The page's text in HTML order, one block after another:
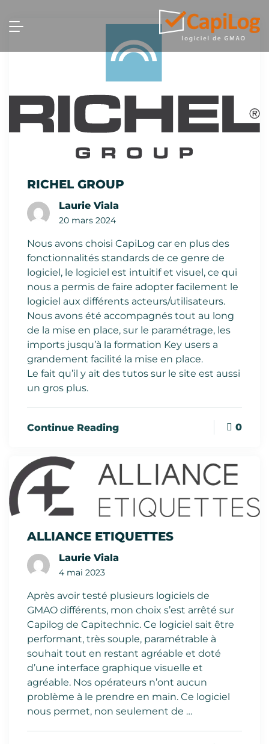
RICHEL GROUP
Laurie Viala
20 mars 2024
Nous avons choisi CapiLog car en plus des
fonctionnalités standards de ce genre de
logiciel, le logiciel est intuitif et visuel, ce qui
nous a permis de faire adopter facilement le
logiciel aux différents acteurs/utilisateurs.
Nous avons été accompagnés tout au long
de la mise en place, sur le paramétrage, les
imports jusqu’à la formation Key users a
grandement facilité la mise en place.
Le fait qu’il y ait des tutos sur le site est aussi
un gros plus.
Continue Reading 0
ALLIANCE ETIQUETTES
Laurie Viala
4 mai 2023
Après avoir testé plusieurs logiciels de
GMAO différents, mon choix s’est arrêté sur
Capilog de Capitechnic. Ce logiciel sait être
performant, très souple, paramétrable à
souhait tout en restant agréable et doté
d’une interface graphique visuelle et
agréable. Nos opérateurs n’ont aucun
problème à le prendre en main. Ce logiciel
nous permet, non seulement de …